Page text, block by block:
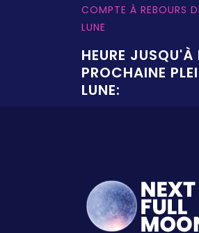
COMPTE À REBOURS
LUNE
HEURE JUSQU'À
PROCHAINE
LUNE: